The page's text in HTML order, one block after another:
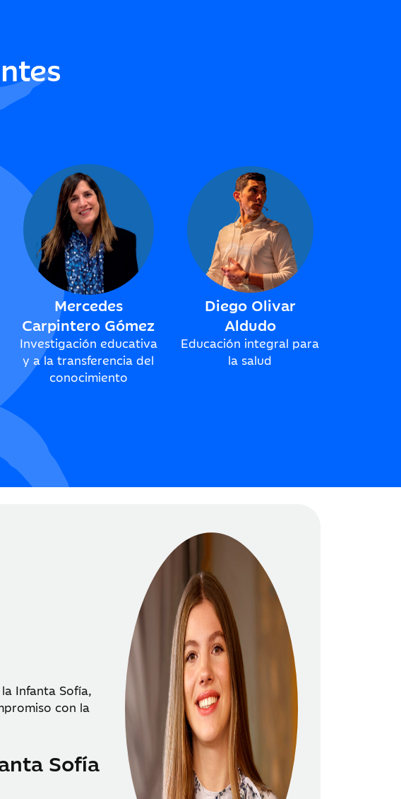
Mercedes
Carpintero Gómez
Investigación educativa
y a la transferencia del
conocimiento
Diego Olivar
Aldudo
Educación integral para
la salud
Infanta Sofía,
con la
Sofía